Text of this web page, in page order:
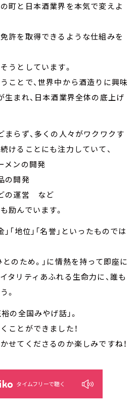
町と日本酒業界を本気で変えよ
許を取得できるような仕組みを
うとしています。
ことで、世界中から酒造りに興味
生まれ、日本酒業界全体の底上げ
まらず、多くの人々がワクワクす
けることにも注力していて、
メンの開発
の開発
の運営 など
励んでいます。
「地位」「名誉」といったものでは
とのため。」に情熱を持って即座に
タリティあふれる生命力に、誰も
。
の全国みやげ話」。
ことができました！
せてくださるのか楽しみですね！
タイムフリーで聴く